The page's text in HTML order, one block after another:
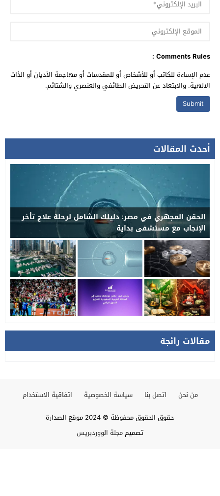
Comments Rules :
عدم الإساءة للكاتب أو للأشخاص أو للمقدسات أو مهاجمة الأديان أو الذات
الالهية. والابتعاد عن التحريض الطائفي والعنصري والشتائم.
أحدث المقالات
الحقن المجهري في مصر: دليلك الشامل لرحلة علاج تأخر
الإنجاب مع مستشفى بداية
مقالات رائجة
من نحن اتصل بنا سياسة الخصوصية
اتفاقية الاستخدام
حقوق الحقوق محفوظة © 2024 موقع الصدارة
تصميممجلة الووردبريس